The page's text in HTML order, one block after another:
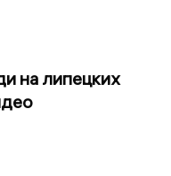
на липецких